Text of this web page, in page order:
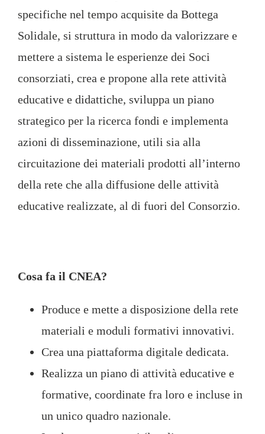
specifiche nel tempo acquisite da Bottega
Solidale, si struttura in modo da valorizzare e
mettere a sistema le esperienze dei Soci
consorziati, crea e propone alla rete attività
educative e didattiche, sviluppa un piano
strategico per la ricerca fondi e implementa
azioni di disseminazione, utili sia alla
circuitazione dei materiali prodotti all’interno
della rete che alla diffusione delle attività
educative realizzate, al di fuori del Consorzio.
Cosa fa il CNEA?
Produce e mette a disposizione della rete
materiali e moduli formativi innovativi.
Crea una piattaforma digitale dedicata.
Realizza un piano di attività educative e
formative, coordinate fra loro e incluse in
un unico quadro nazionale.